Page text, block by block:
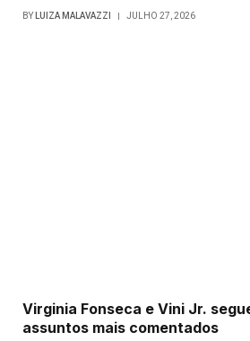
BY LUIZA MALAVAZZI JULHO 27, 2026
Virginia Fonseca e Vini Jr.
assuntos mais comentados